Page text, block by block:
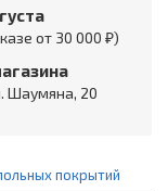
от 30 000 ₽)
Шаумяна, 20
покрытий